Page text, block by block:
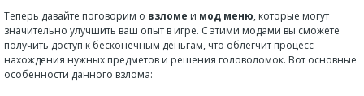
Теперь давайте поговорим о взломе и мод меню, которые могут
значительно улучшить ваш опыт в игре. С этими модами вы сможете
получить доступ к бесконечным деньгам, что облегчит процесс
нахождения нужных предметов и решения головоломок. Вот основные
особенности данного взлома: